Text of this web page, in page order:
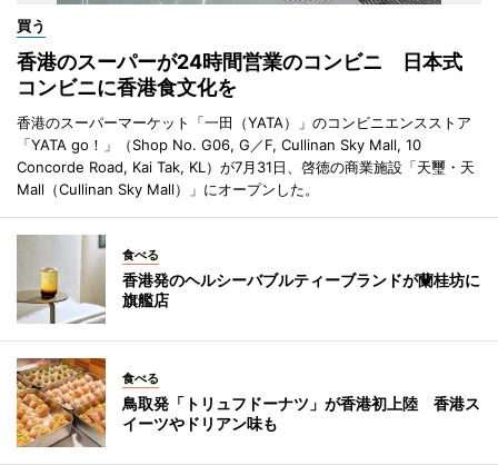
買う
香港のスーパーが24時間営業のコンビニ 日本式
コンビニに香港食文化を
香港のスーパーマーケット「一田（YATA）」のコンビニエンスストア
「YATA go！」（Shop No. G06, G／F, Cullinan Sky Mall, 10
Concorde Road, Kai Tak, KL）が7月31日、啓徳の商業施設「天璽・天
Mall（Cullinan Sky Mall）」にオープンした。
食べる
香港発のヘルシーバブルティーブランドが蘭桂坊に
旗艦店
食べる
鳥取発「トリュフドーナツ」が香港初上陸 香港ス
イーツやドリアン味も